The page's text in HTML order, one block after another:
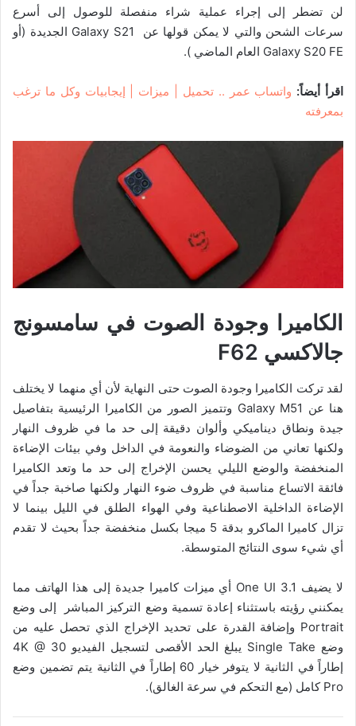
لن تضطر إلى إجراء عملية شراء منفصلة للوصول إلى أسرع
سرعات الشحن والتي لا يمكن قولها عن Galaxy S21 الجديدة (أو
Galaxy S20 FE العام الماضي ).
اقرأ أيضاً: واتساب عمر .. تحميل | ميزات | إيجابيات وكل ما ترغب
بمعرفته
الكاميرا وجودة الصوت في سامسونج
جالاكسي F62
لقد تركت الكاميرا وجودة الصوت حتى النهاية لأن أي منهما لا يختلف
هنا عن Galaxy M51 وتتميز الصور من الكاميرا الرئيسية بتفاصيل
جيدة ونطاق ديناميكي وألوان دقيقة إلى حد ما في ظروف النهار
ولكنها تعاني من الضوضاء والنعومة في الداخل وفي بيئات الإضاءة
المنخفضة والوضع الليلي يحسن الإخراج إلى حد ما وتعد الكاميرا
فائقة الاتساع مناسبة في ظروف ضوء النهار ولكنها صاخبة جداً في
الإضاءة الداخلية الاصطناعية وفي الهواء الطلق في الليل بينما لا
تزال كاميرا الماكرو بدقة 5 ميجا بكسل منخفضة جداً بحيث لا تقدم
أي شيء سوى النتائج المتوسطة.
لا يضيف One UI 3.1 أي ميزات كاميرا جديدة إلى هذا الهاتف مما
يمكنني رؤيته باستثناء إعادة تسمية وضع التركيز المباشر إلى وضع
Portrait وإضافة القدرة على تحديد الإخراج الذي تحصل عليه من
وضع Single Take يبلغ الحد الأقصى لتسجيل الفيديو 4K @ 30
إطاراً في الثانية لا يتوفر خيار 60 إطاراً في الثانية يتم تضمين وضع
Pro كامل (مع التحكم في سرعة الغالق).